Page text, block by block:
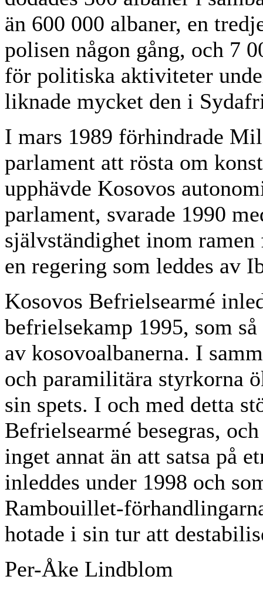
än 600 000 albaner, en
polisen någon gång, och 7
för politiska aktiviteter
liknade mycket den i
I mars 1989 förhindrade
parlament att rösta om
upphävde Kosovos
parlament, svarade 1990
självständighet inom
en regering som leddes av
Kosovos Befrielsearmé
befrielsekamp 1995, som
av kosovoalbanerna. I
och paramilitära styrkorna
sin spets. I och med detta
Befrielsearmé besegras,
inget annat än att satsa på
inleddes under 1998 och
Rambouillet-
hotade i sin tur att
Per-Åke Lindblom